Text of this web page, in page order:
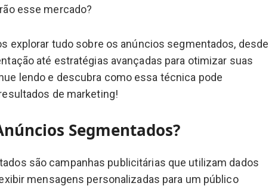
esse mercado?
explorar tudo sobre os anúncios segmentados, desde
até estratégias avançadas para otimizar suas
lendo e descubra como essa técnica pode
de marketing!
Segmentados?
são campanhas publicitárias que utilizam dados
mensagens personalizadas para um público